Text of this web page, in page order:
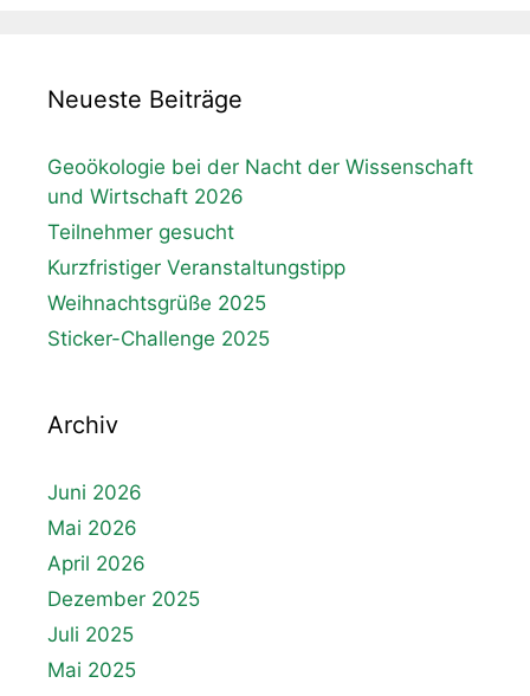
Neueste Beiträge
Geoökologie bei der Nacht der Wissenschaft
und Wirtschaft 2026
Teilnehmer gesucht
Kurzfristiger Veranstaltungstipp
Weihnachtsgrüße 2025
Sticker-Challenge 2025
Archiv
Juni 2026
Mai 2026
April 2026
Dezember 2025
Juli 2025
Mai 2025